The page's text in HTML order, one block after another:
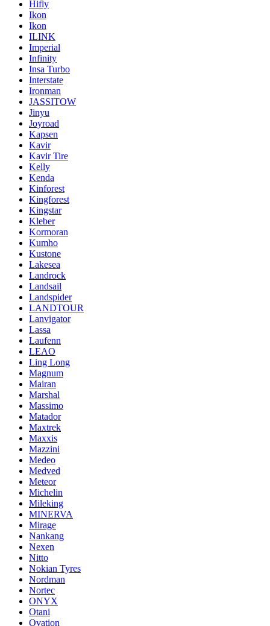
Hifly
Ikon
Ikon
ILINK
Imperial
Infinity
Insa Turbo
Interstate
Ironman
JASSITOW
Jinyu
Joyroad
Kapsen
Kavir
Kavir Tire
Kelly
Kenda
Kinforest
Kingforest
Kingstar
Kleber
Kormoran
Kumho
Kustone
Lakesea
Landrock
Landsail
Landspider
LANDTOUR
Lanvigator
Lassa
Laufenn
LEAO
Ling Long
Magnum
Mairan
Marshal
Massimo
Matador
Maxtrek
Maxxis
Mazzini
Medeo
Medved
Meteor
Michelin
Mileking
MINERVA
Mirage
Nankang
Nexen
Nitto
Nokian Tyres
Nordman
Nortec
ONYX
Otani
Ovation